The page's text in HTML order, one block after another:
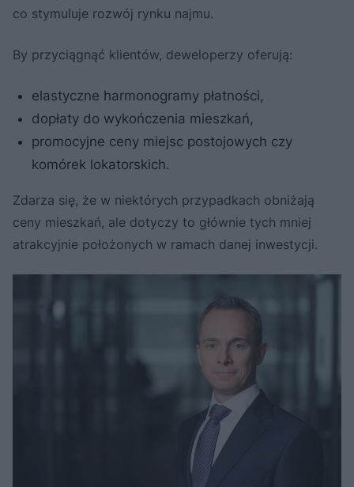
co stymuluje rozwój rynku najmu.
By przyciągnąć klientów, deweloperzy oferują:
elastyczne harmonogramy płatności,
dopłaty do wykończenia mieszkań,
promocyjne ceny miejsc postojowych czy
komórek lokatorskich.
Zdarza się, że w niektórych przypadkach obniżają
ceny mieszkań, ale dotyczy to głównie tych mniej
atrakcyjnie położonych w ramach danej inwestycji.